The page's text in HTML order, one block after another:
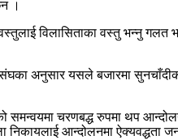
।
विलासिताका वस्तु भन्नु गलत
अनुसार यसले बजारमा
समन्वयमा चरणबद्ध रुपमा थप
आन्दोलनमा ऐक्यवद्धता